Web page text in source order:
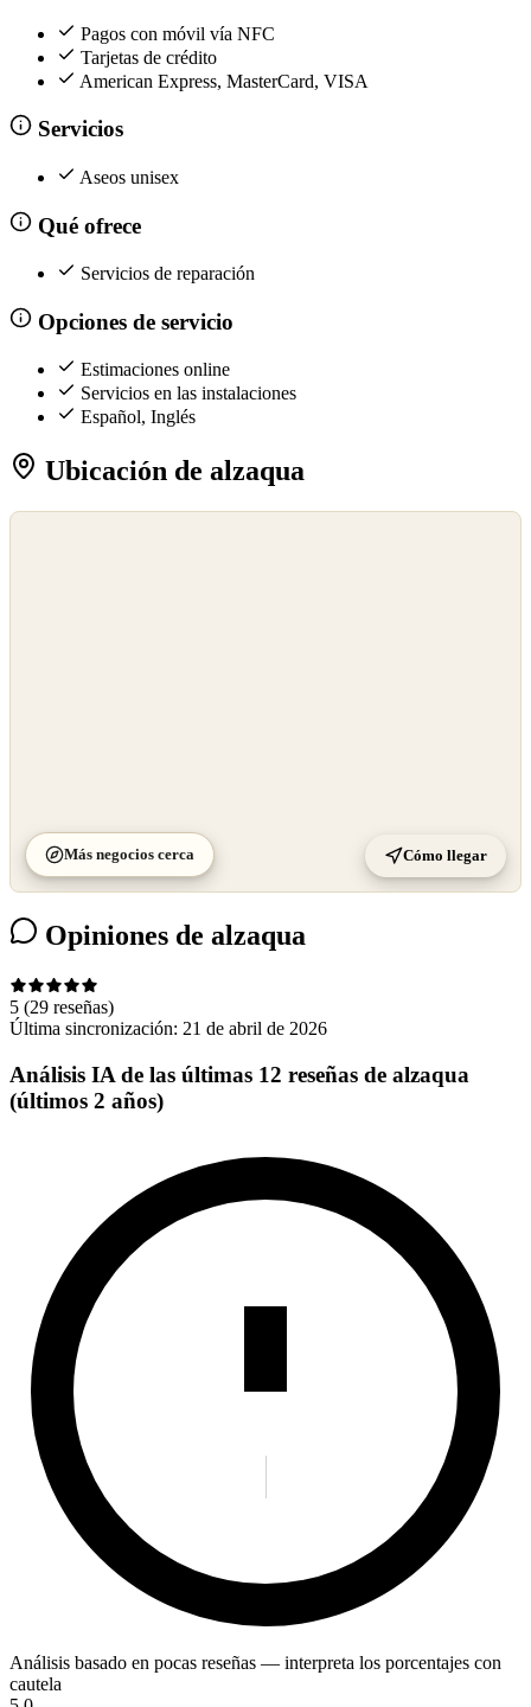
Pagos con móvil vía NFC
Tarjetas de crédito
American Express, MasterCard, VISA
Servicios
Aseos unisex
Qué ofrece
Servicios de reparación
Opciones de servicio
Estimaciones online
Servicios en las instalaciones
Español, Inglés
Ubicación de alzaqua
Más negocios cerca Cómo llegar
Opiniones de alzaqua
5 (29 reseñas)
Última sincronización: 21 de abril de 2026
Análisis IA de las últimas 12 reseñas de alzaqua
(últimos 2 años)
Análisis basado en pocas reseñas — interpreta los porcentajes con
cautela